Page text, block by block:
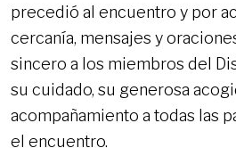
precedió al encuentro y por
cercanía, mensajes y
sincero a los miembros del
su cuidado, su generosa
acompañamiento a todas las
el encuentro.